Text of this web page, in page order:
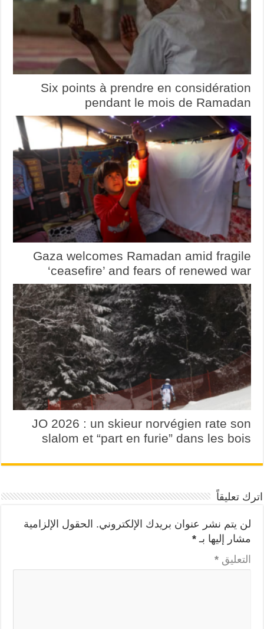
Six points à prendre en considération
pendant le mois de Ramadan
Gaza welcomes Ramadan amid fragile
‘ceasefire’ and fears of renewed war
JO 2026 : un skieur norvégien rate son
slalom et “part en furie” dans les bois
اترك تعليقاً
لن يتم نشر عنوان بريدك الإلكتروني.
الحقول الإلزامية
مشار إليها بـ *
التعليق *